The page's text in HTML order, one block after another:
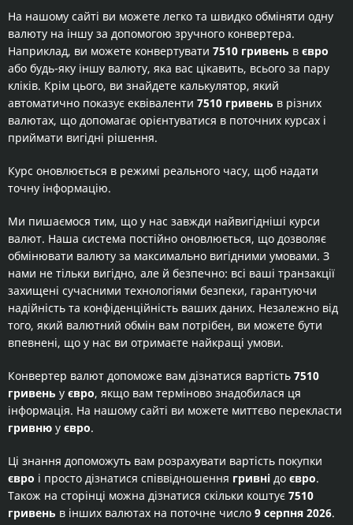
На нашому сайті ви можете легко та швидко обміняти одну
валюту на іншу за допомогою зручного конвертера.
Наприклад, ви можете конвертувати 7510 гривень в євро
або будь-яку іншу валюту, яка вас цікавить, всього за пару
кліків. Крім цього, ви знайдете калькулятор, який
автоматично показує еквіваленти 7510 гривень в різних
валютах, що допомагає орієнтуватися в поточних курсах і
приймати вигідні рішення.
Курс оновлюється в режимі реального часу, щоб надати
точну інформацію.
Ми пишаємося тим, що у нас завжди найвигідніші курси
валют. Наша система постійно оновлюється, що дозволяє
обмінювати валюту за максимально вигідними умовами. З
нами не тільки вигідно, але й безпечно: всі ваші транзакції
захищені сучасними технологіями безпеки, гарантуючи
надійність та конфіденційність ваших даних. Незалежно від
того, який валютний обмін вам потрібен, ви можете бути
впевнені, що у нас ви отримаєте найкращі умови.
Конвертер валют допоможе вам дізнатися вартість 7510
гривень у євро, якщо вам терміново знадобилася ця
інформація. На нашому сайті ви можете миттєво перекласти
гривню у євро.
Ці знання допоможуть вам розрахувати вартість покупки
євро і просто дізнатися співвідношення гривні до євро.
Також на сторінці можна дізнатися скільки коштує 7510
гривень в інших валютах на поточне число 9 серпня 2026.